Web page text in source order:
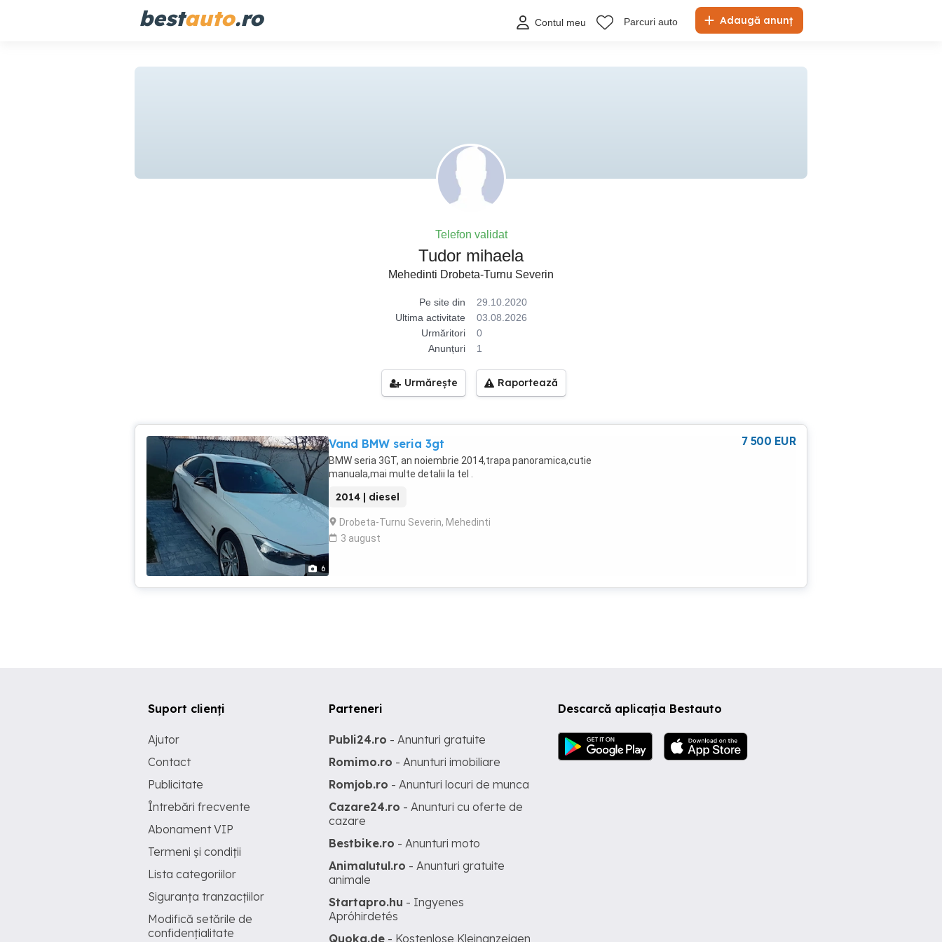
bestauto.ro Adaugă anunț
Contul meu Parcuri auto
Telefon validat
Tudor mihaela
Mehedinti Drobeta-Turnu Severin
Pe site din
29.10.2020
Ultima activitate
03.08.2026
Urmăritori
0
Anunțuri
1
Urmărește Raportează
6
Vand BMW seria 3gt
BMW seria 3GT, an noiembrie 2014,trapa panoramica,cutie
manuala,mai multe detalii la tel .
2014 | diesel
Drobeta-Turnu Severin, Mehedinti
3 august
7 500 EUR
Descarcă aplicația Bestauto
Suport clienți
Ajutor
Contact
Publicitate
Întrebări frecvente
Abonament VIP
Termeni și condiții
Lista categoriilor
Siguranța tranzacțiilor
Modifică setările de
confidențialitate
Parteneri
Publi24.ro - Anunturi gratuite
Romimo.ro - Anunturi imobiliare
Romjob.ro - Anunturi locuri de munca
Cazare24.ro - Anunturi cu oferte de
cazare
Bestbike.ro - Anunturi moto
Animalutul.ro - Anunturi gratuite
animale
Startapro.hu - Ingyenes
Apróhirdetés
Quoka.de - Kostenlose Kleinanzeigen